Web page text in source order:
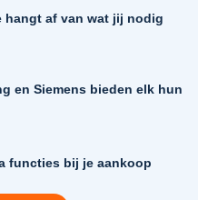
hangt af van wat jij nodig
en Siemens bieden elk hun
functies bij je aankoop